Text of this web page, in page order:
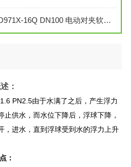
总线型电球对夹蝶阀 D971X-16Q DN100 电动对夹软密封蝶阀
：
PN2.5由于水满了之后，产生浮力
供水，而水位下降后，浮球下降，
，进水，直到浮球受到水的浮力上升
：